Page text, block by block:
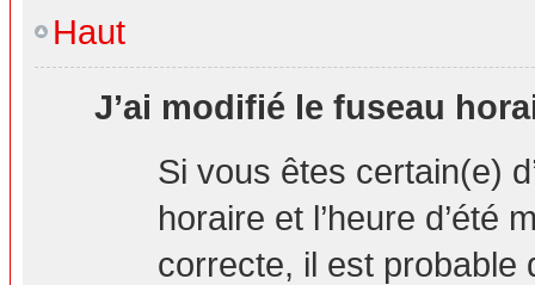
Haut
J’ai modifié le fuseau
Si vous êtes certain(e)
horaire et l’heure d’été
correcte, il est probable